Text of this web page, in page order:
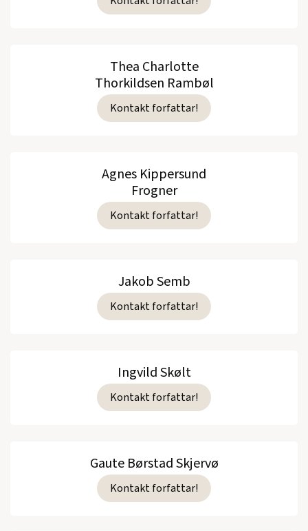
Thea Charlotte
Thorkildsen Rambøl
Kontakt forfattar!
Agnes Kippersund
Frogner
Kontakt forfattar!
Jakob Semb
Kontakt forfattar!
Ingvild Skølt
Kontakt forfattar!
Gaute Børstad Skjervø
Kontakt forfattar!